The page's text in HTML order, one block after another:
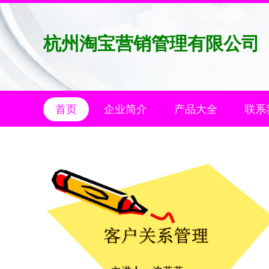
杭州淘宝营销管理有限公司
首页 企业简介 产品大全 联系